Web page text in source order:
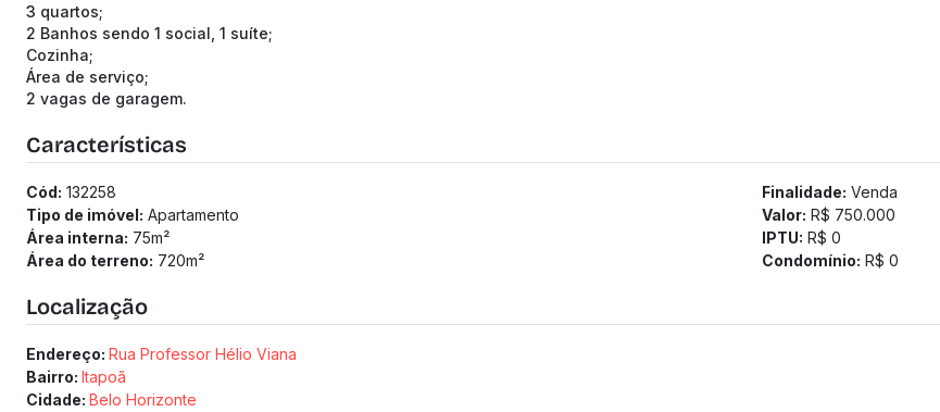
3 quartos;
2 Banhos sendo 1 social, 1 suíte;
Cozinha;
Área de serviço;
2 vagas de garagem.
Características
Cód: 132258
Tipo de imóvel: Apartamento
Área interna: 75m²
Área do terreno: 720m²
Finalidade: Venda
Valor: R$ 750.000
IPTU: R$ 0
Condomínio: R$ 0
Localização
Endereço: Rua Professor Hélio Viana
Bairro: Itapoã
Cidade: Belo Horizonte